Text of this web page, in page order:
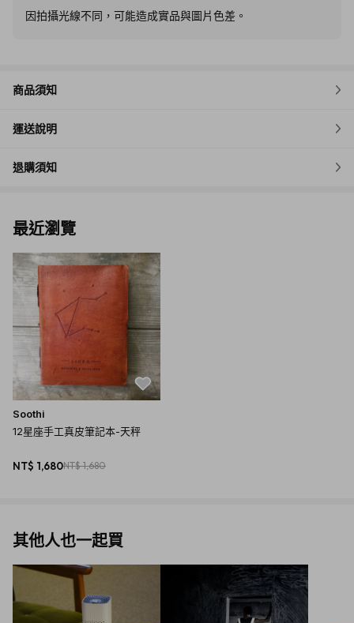
因拍攝光線不同，可能造成實品與圖片色差。
商品須知
運送說明
退購須知
最近瀏覽
Soothi
12星座手工真皮筆記本-天秤
NT$ 1,680NT$ 1,680
其他人也一起買